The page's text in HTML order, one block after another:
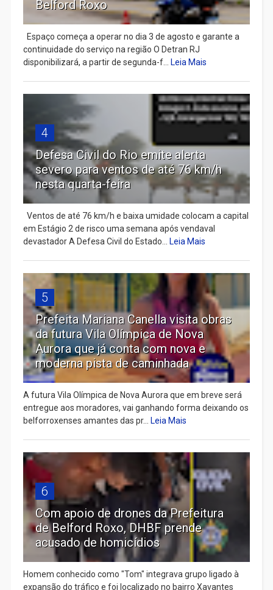
Belford Roxo
Espaço começa a operar no dia 3 de agosto e garante a
continuidade do serviço na região O Detran RJ
disponibilizará, a partir de segunda-f... Leia Mais
4
Defesa Civil do Rio emite alerta
severo para ventos de até 76 km/h
nesta quarta-feira
Ventos de até 76 km/h e baixa umidade colocam a capital
em Estágio 2 de risco uma semana após vendaval
devastador A Defesa Civil do Estado... Leia Mais
5
Prefeita Mariana Canella visita obras
da futura Vila Olímpica de Nova
Aurora que já conta com nova e
moderna pista de caminhada
A futura Vila Olímpica de Nova Aurora que em breve será
entregue aos moradores, vai ganhando forma deixando os
belforroxenses amantes das pr... Leia Mais
6
Com apoio de drones da Prefeitura
de Belford Roxo, DHBF prende
acusado de homicídios
Homem conhecido como "Tom" integrava grupo ligado à
expansão do tráfico e foi localizado no bairro Xavantes